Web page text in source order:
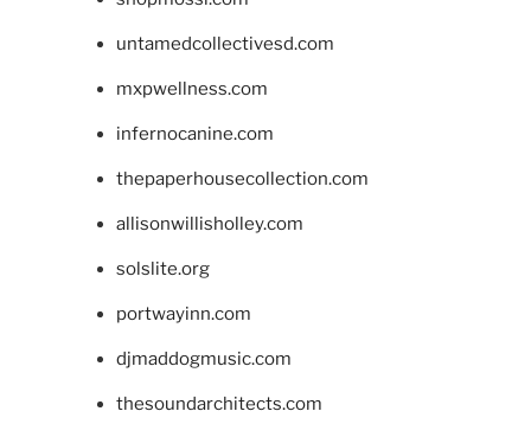
untamedcollectivesd.com
mxpwellness.com
infernocanine.com
thepaperhousecollection.com
allisonwillisholley.com
solslite.org
portwayinn.com
djmaddogmusic.com
thesoundarchitects.com